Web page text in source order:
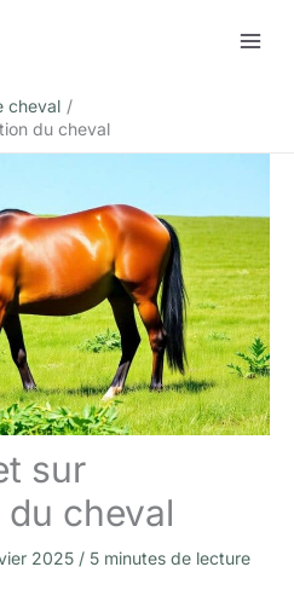
cheval
du cheval
sur
du cheval
2025 / 5 minutes de lecture